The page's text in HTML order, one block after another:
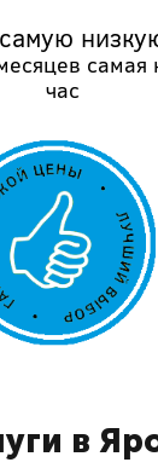
самая
час
в